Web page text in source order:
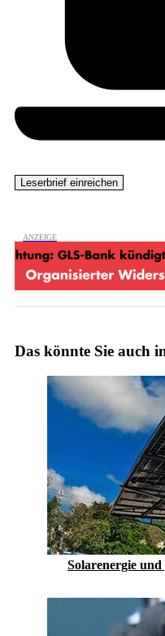
Das könnte Sie auch
Solarenergie